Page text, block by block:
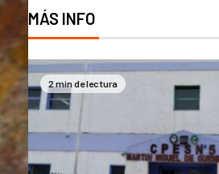
MÁS INFO
2 min de lectura